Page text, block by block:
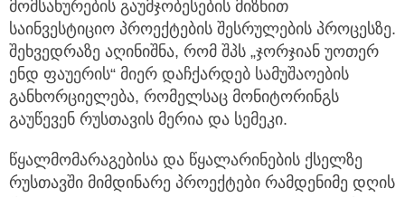
მომსახურების გაუმჯობესების მიზნით
საინვესტიციო პროექტების შესრულების პროცესზე.
შეხვედრაზე აღინიშნა, რომ შპს „ჯორჯიან უოთერ
ენდ ფაუერის“ მიერ დაჩქარდებ სამუშაოების
განხორციელება, რომელსაც მონიტორინგს
გაუწევენ რუსთავის მერია და სემეკი.
წყალმომარაგებისა და წყალარინების ქსელზე
რუსთავში მიმდინარე პროექტები რამდენიმე დღის